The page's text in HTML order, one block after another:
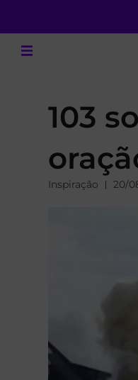
103
Inspiração 20/